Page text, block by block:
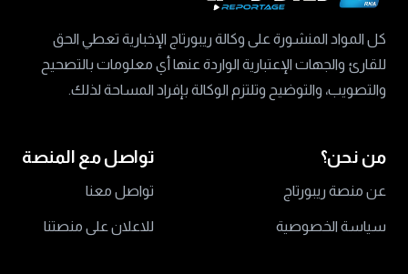
كل المواد المنشورة على وكالة ريبورتاج الإخبارية تعطي الحق
للقارئ والجهات الإعتبارية الواردة عنها أي معلومات بالتصحيح
والتصويب، والتوضيح وتلتزم الوكالة بإفراد المساحة لذلك.
من نحن؟
عن منصة ريبورتاج
سياسة الخصوصية
تواصل مع المنصة
تواصل معنا
للاعلان على منصتنا